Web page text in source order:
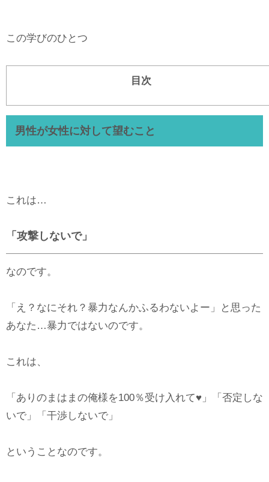
この学びのひとつ
目次
男性が女性に対して望むこと
これは…
「攻撃しないで」
なのです。
「え？なにそれ？暴力なんかふるわないよー」と思った
あなた…暴力ではないのです。
これは、
「ありのまはまの俺様を100％受け入れて♥️」「否定しな
いで」「干渉しないで」
ということなのです。